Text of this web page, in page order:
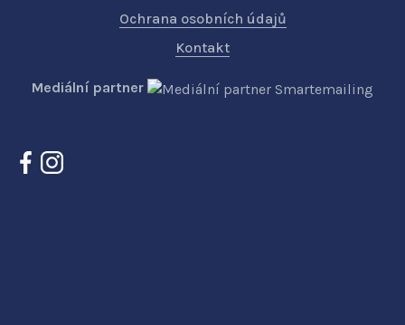
Ochrana osobních údajů
Kontakt
Mediální partner